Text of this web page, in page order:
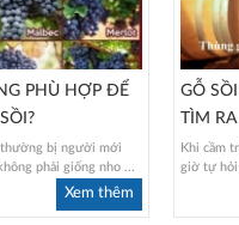
PHÙ HỢP ĐỂ
bị người mới
phải giống nho ...
Xem thêm
GỖ
TÌM
Khi cầm
giờ tự hỏi